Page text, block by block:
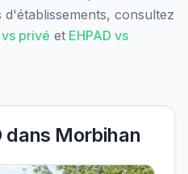
consultez
vs privé et EHPAD vs
dans Morbihan